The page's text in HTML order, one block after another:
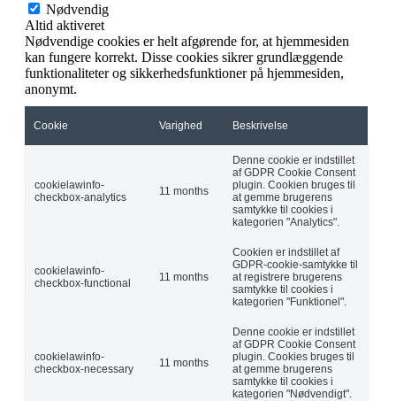
Nødvendig
Altid aktiveret
Nødvendige cookies er helt afgørende for, at hjemmesiden
kan fungere korrekt. Disse cookies sikrer grundlæggende
funktionaliteter og sikkerhedsfunktioner på hjemmesiden,
anonymt.
Cookie Varighed Beskrivelse
cookielawinfo-
checkbox-analytics
11 months
Denne cookie er indstillet
af GDPR Cookie Consent
plugin. Cookien bruges til
at gemme brugerens
samtykke til cookies i
kategorien "Analytics".
cookielawinfo-
checkbox-functional
11 months
Cookien er indstillet af
GDPR-cookie-samtykke til
at registrere brugerens
samtykke til cookies i
kategorien "Funktionel".
cookielawinfo-
checkbox-necessary
11 months
Denne cookie er indstillet
af GDPR Cookie Consent
plugin. Cookies bruges til
at gemme brugerens
samtykke til cookies i
kategorien "Nødvendigt".